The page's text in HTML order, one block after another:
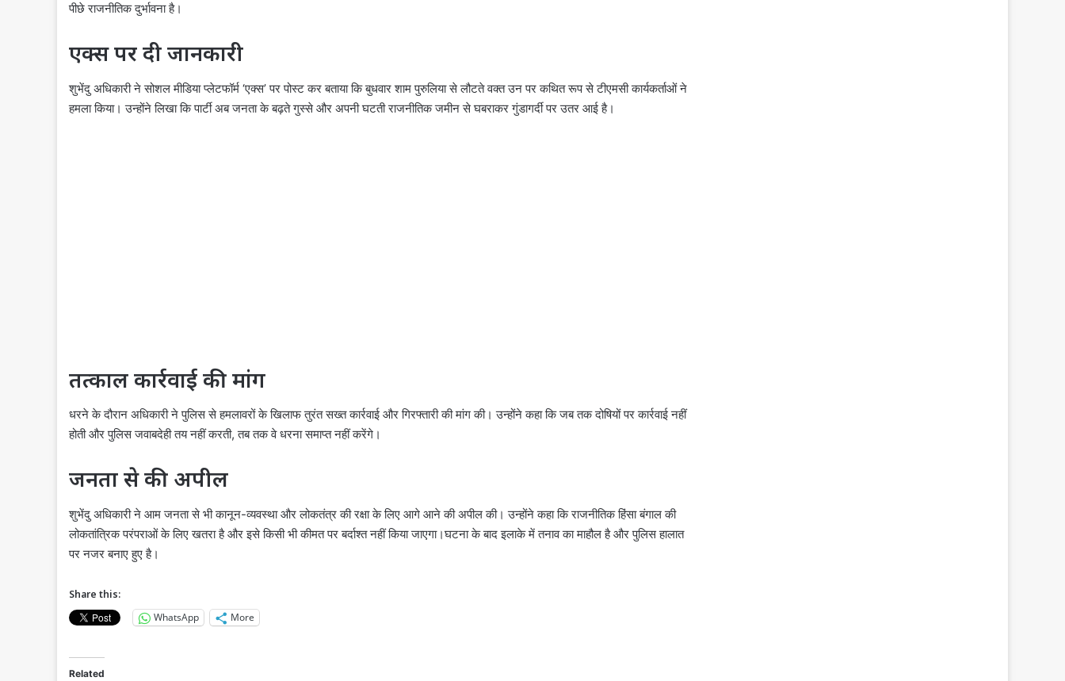
पीछे राजनीतिक दुर्भावना है।
एक्स पर दी जानकारी
शुभेंदु अधिकारी ने सोशल मीडिया प्लेटफॉर्म ‘एक्स’ पर पोस्ट कर बताया कि बुधवार शाम पुरुलिया से लौटते वक्त उन पर कथित रूप से टीएमसी कार्यकर्ताओं ने
हमला किया। उन्होंने लिखा कि पार्टी अब जनता के बढ़ते गुस्से और अपनी घटती राजनीतिक जमीन से घबराकर गुंडागर्दी पर उतर आई है।
तत्काल कार्रवाई की मांग
धरने के दौरान अधिकारी ने पुलिस से हमलावरों के खिलाफ तुरंत सख्त कार्रवाई और गिरफ्तारी की मांग की। उन्होंने कहा कि जब तक दोषियों पर कार्रवाई नहीं
होती और पुलिस जवाबदेही तय नहीं करती, तब तक वे धरना समाप्त नहीं करेंगे।
जनता से की अपील
शुभेंदु अधिकारी ने आम जनता से भी कानून-व्यवस्था और लोकतंत्र की रक्षा के लिए आगे आने की अपील की। उन्होंने कहा कि राजनीतिक हिंसा बंगाल की
लोकतांत्रिक परंपराओं के लिए खतरा है और इसे किसी भी कीमत पर बर्दाश्त नहीं किया जाएगा।घटना के बाद इलाके में तनाव का माहौल है और पुलिस हालात
पर नजर बनाए हुए है।
Share this:
WhatsApp
More
Related